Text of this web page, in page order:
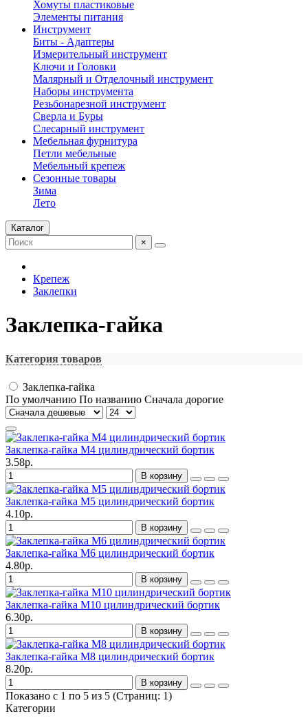
Хомуты пластиковые
Элементы питания
Инструмент
Биты - Адаптеры
Измерительный инструмент
Ключи и Головки
Малярный и Отделочный инструмент
Наборы инструмента
Резьбонарезной инструмент
Сверла и Буры
Слесарный инструмент
Мебельная фурнитура
Петли мебельные
Мебельный крепеж
Сезонные товары
Зима
Лето
Каталог
×
Крепеж
Заклепки
Заклепка-гайка
Категория товаров
Заклепка-гайка
По умолчанию По названию Сначала дорогие
Заклепка-гайка М4 цилиндрический бортик
3.58р.
В корзину
Заклепка-гайка М5 цилиндрический бортик
4.10р.
В корзину
Заклепка-гайка М6 цилиндрический бортик
4.80р.
В корзину
Заклепка-гайка М10 цилиндрический бортик
6.30р.
В корзину
Заклепка-гайка М8 цилиндрический бортик
8.20р.
В корзину
Показано с 1 по 5 из 5 (Страниц: 1)
Категории